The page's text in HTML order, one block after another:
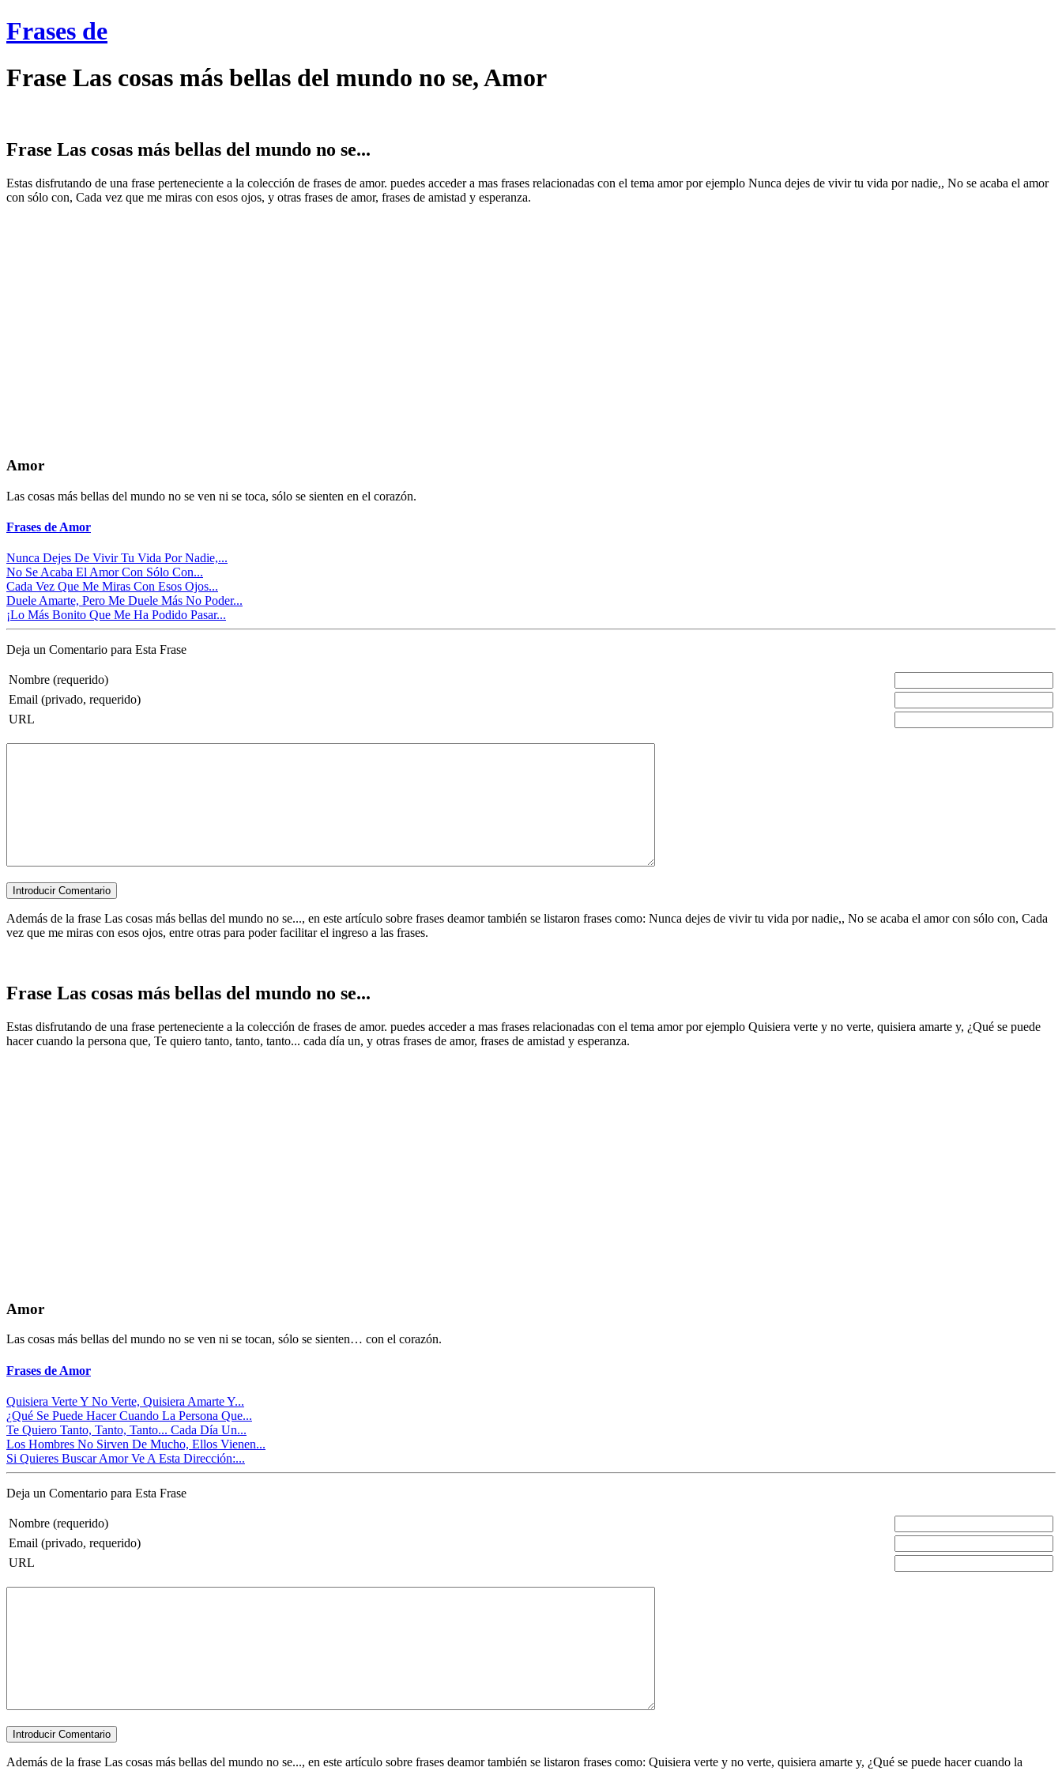
Frases de
Frase Las cosas más bellas del mundo no se, Amor
Frase Las cosas más bellas del mundo no se...
Estas disfrutando de una frase perteneciente a la colección de frases de amor. puedes acceder a mas frases relacionadas con el tema amor por ejemplo Nunca dejes de vivir tu vida por nadie,, No se acaba el amor
con sólo con, Cada vez que me miras con esos ojos, y otras frases de amor, frases de amistad y esperanza.
Amor
Las cosas más bellas del mundo no se ven ni se toca, sólo se sienten en el corazón.
Frases de Amor
Nunca Dejes De Vivir Tu Vida Por Nadie,...
No Se Acaba El Amor Con Sólo Con...
Cada Vez Que Me Miras Con Esos Ojos...
Duele Amarte, Pero Me Duele Más No Poder...
¡Lo Más Bonito Que Me Ha Podido Pasar...
Deja un Comentario para Esta Frase
Nombre (requerido)
Email (privado, requerido)
URL
Además de la frase Las cosas más bellas del mundo no se..., en este artículo sobre frases deamor también se listaron frases como: Nunca dejes de vivir tu vida por nadie,, No se acaba el amor con sólo con, Cada
vez que me miras con esos ojos, entre otras para poder facilitar el ingreso a las frases.
Frase Las cosas más bellas del mundo no se...
Estas disfrutando de una frase perteneciente a la colección de frases de amor. puedes acceder a mas frases relacionadas con el tema amor por ejemplo Quisiera verte y no verte, quisiera amarte y, ¿Qué se puede
hacer cuando la persona que, Te quiero tanto, tanto, tanto... cada día un, y otras frases de amor, frases de amistad y esperanza.
Amor
Las cosas más bellas del mundo no se ven ni se tocan, sólo se sienten… con el corazón.
Frases de Amor
Quisiera Verte Y No Verte, Quisiera Amarte Y...
¿Qué Se Puede Hacer Cuando La Persona Que...
Te Quiero Tanto, Tanto, Tanto... Cada Día Un...
Los Hombres No Sirven De Mucho, Ellos Vienen...
Si Quieres Buscar Amor Ve A Esta Dirección:...
Deja un Comentario para Esta Frase
Nombre (requerido)
Email (privado, requerido)
URL
Además de la frase Las cosas más bellas del mundo no se..., en este artículo sobre frases deamor también se listaron frases como: Quisiera verte y no verte, quisiera amarte y, ¿Qué se puede hacer cuando la